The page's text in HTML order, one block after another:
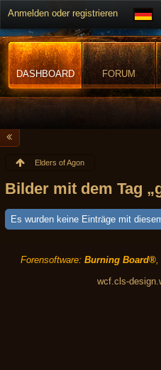
Anmelden oder registrieren
DASHBOARD FORUM
Elders of Agon
Bilder mit dem Tag
Es wurden keine Einträge mit
Forensoftware: Burning Board®,
wcf.cls-